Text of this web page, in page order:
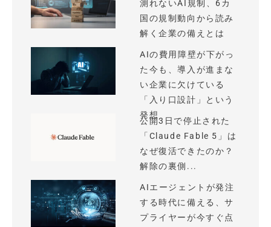
測れないAI規制、6カ
国の規制動向から読み
解く企業の備えとは
AIの費用障壁が下がっ
た今も、導入が進まな
い企業に欠けている
「入り口設計」という
発想
公開3日で停止された
「Claude Fable 5」は
なぜ復活できたのか？
解除の裏側...
AIエージェントが発注
する時代に備える、サ
プライヤーが今すぐ点